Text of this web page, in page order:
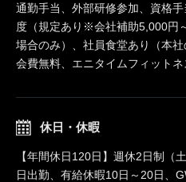
通勤手当、外部研修参加、資格
度（規定あり※会社補助5,000円
場合のみ）、社員食堂あり（本
会費無料、エニタイムフィット
休日・休暇
【年間休日120日】週休2日制
日出勤、有給休暇10日～20日、